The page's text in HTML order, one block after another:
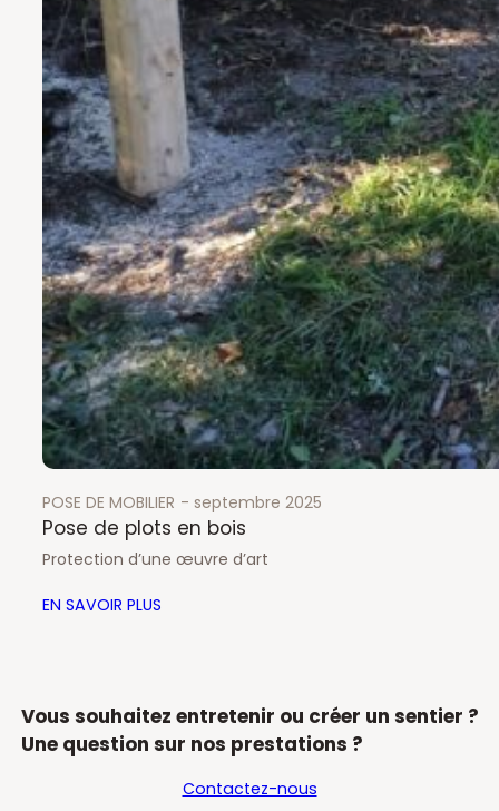
POSE DE MOBILIER septembre 2025
Pose de plots en bois
Protection d’une œuvre d’art
EN SAVOIR PLUS
Vous souhaitez entretenir ou créer un sentier ?
Une question sur nos prestations ?
Contactez-nous